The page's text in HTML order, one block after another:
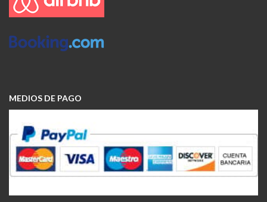
MEDIOS DE PAGO